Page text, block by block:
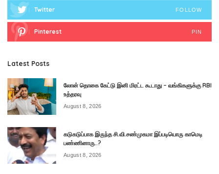
Twitter FOLLOW
Pinterest PIN
Latest Posts
லோன் தொகை கேட்டு இனி மிரட்ட கூடாது – வங்கிகளுக்கு RBI
உத்தரவு
August 8, 2026
கடுகடுப்பாக இருந்த சி.வி.சண்முகமா இப்படியொரு காமெடி
பண்ணினாரு..?
August 8, 2026